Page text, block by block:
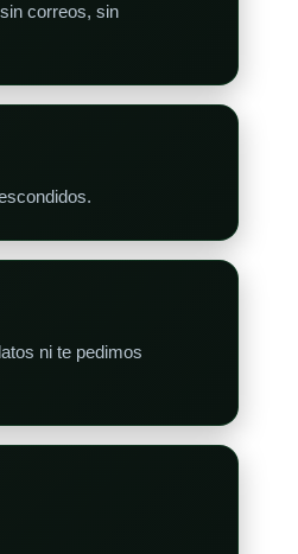
correos, sin
ni te pedimos